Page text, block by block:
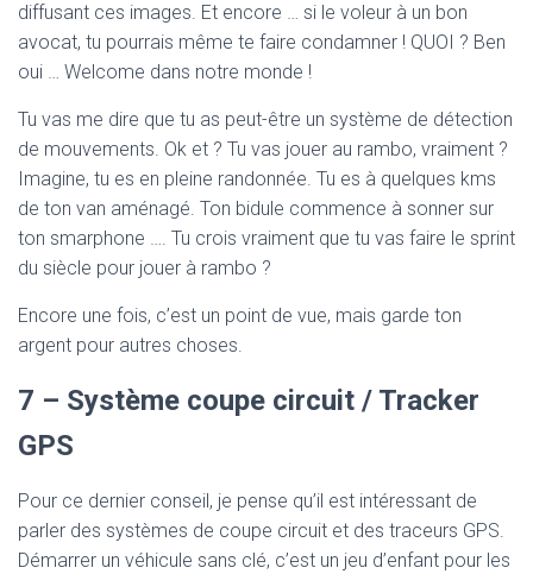
diffusant ces images. Et encore … si le voleur à un bon
avocat, tu pourrais même te faire condamner ! QUOI ? Ben
oui … Welcome dans notre monde !
Tu vas me dire que tu as peut-être un système de détection
de mouvements. Ok et ? Tu vas jouer au rambo, vraiment ?
Imagine, tu es en pleine randonnée. Tu es à quelques kms
de ton van aménagé. Ton bidule commence à sonner sur
ton smarphone …. Tu crois vraiment que tu vas faire le sprint
du siècle pour jouer à rambo ?
Encore une fois, c’est un point de vue, mais garde ton
argent pour autres choses.
7 – Système coupe circuit / Tracker
GPS
Pour ce dernier conseil, je pense qu’il est intéressant de
parler des systèmes de coupe circuit et des traceurs GPS.
Démarrer un véhicule sans clé, c’est un jeu d’enfant pour les